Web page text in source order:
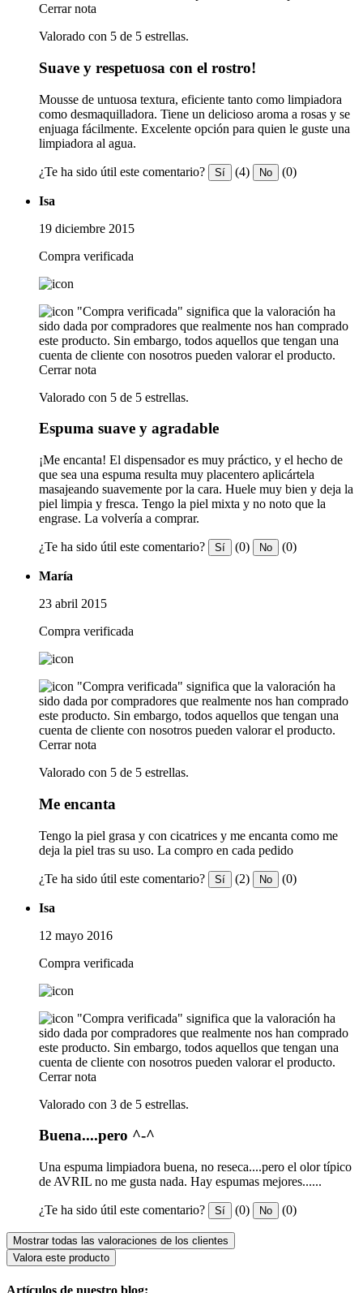
Cerrar nota
Valorado con 5 de 5 estrellas.
Suave y respetuosa con el rostro!
Mousse de untuosa textura, eficiente tanto como limpiadora
como desmaquilladora. Tiene un delicioso aroma a rosas y se
enjuaga fácilmente. Excelente opción para quien le guste una
limpiadora al agua.
¿Te ha sido útil este comentario? Sí (4) No (0)
Isa
19 diciembre 2015
Compra verificada
"Compra verificada" significa que la valoración ha
sido dada por compradores que realmente nos han comprado
este producto. Sin embargo, todos aquellos que tengan una
cuenta de cliente con nosotros pueden valorar el producto.
Cerrar nota
Valorado con 5 de 5 estrellas.
Espuma suave y agradable
¡Me encanta! El dispensador es muy práctico, y el hecho de
que sea una espuma resulta muy placentero aplicártela
masajeando suavemente por la cara. Huele muy bien y deja la
piel limpia y fresca. Tengo la piel mixta y no noto que la
engrase. La volvería a comprar.
¿Te ha sido útil este comentario? Sí (0) No (0)
María
23 abril 2015
Compra verificada
"Compra verificada" significa que la valoración ha
sido dada por compradores que realmente nos han comprado
este producto. Sin embargo, todos aquellos que tengan una
cuenta de cliente con nosotros pueden valorar el producto.
Cerrar nota
Valorado con 5 de 5 estrellas.
Me encanta
Tengo la piel grasa y con cicatrices y me encanta como me
deja la piel tras su uso. La compro en cada pedido
¿Te ha sido útil este comentario? Sí (2) No (0)
Isa
12 mayo 2016
Compra verificada
"Compra verificada" significa que la valoración ha
sido dada por compradores que realmente nos han comprado
este producto. Sin embargo, todos aquellos que tengan una
cuenta de cliente con nosotros pueden valorar el producto.
Cerrar nota
Valorado con 3 de 5 estrellas.
Buena....pero ^-^
Una espuma limpiadora buena, no reseca....pero el olor típico
de AVRIL no me gusta nada. Hay espumas mejores......
¿Te ha sido útil este comentario? Sí (0) No (0)
Mostrar todas las valoraciones de los clientes
Valora este producto